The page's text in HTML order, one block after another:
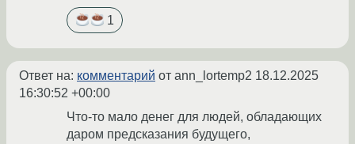
1
Ответ на: комментарий от ann_lortemp2 18.12.2025
16:30:52 +00:00
Что-то мало денег для людей, обладающих
даром предсказания будущего,